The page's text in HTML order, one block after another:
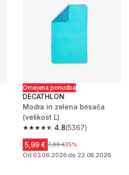
Omejena ponudba
DECATHLON
Modra in zelena brisača
(velikost L)
4.8
4.8 od 5 zvezdic from 5367
(5367)
5,99 € Cena pred znižanjem
7,99 €25%
Od 03.06.2026 do 22.08.2026